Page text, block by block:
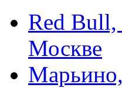
Red Bull,
Москве